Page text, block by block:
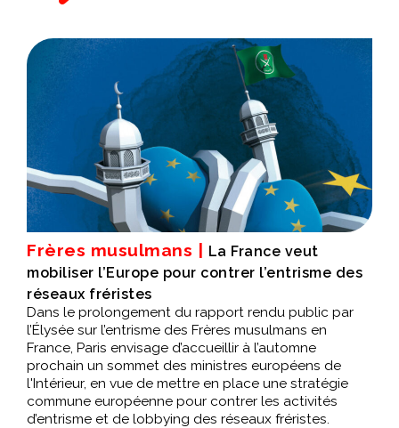
Frères musulmans |
La France veut
mobiliser l’Europe pour contrer l’entrisme des
réseaux fréristes
Dans le prolongement du rapport rendu public par
l’Élysée sur l’entrisme des Frères musulmans en
France, Paris envisage d’accueillir à l’automne
prochain un sommet des ministres européens de
l'Intérieur, en vue de mettre en place une stratégie
commune européenne pour contrer les activités
d’entrisme et de lobbying des réseaux fréristes.